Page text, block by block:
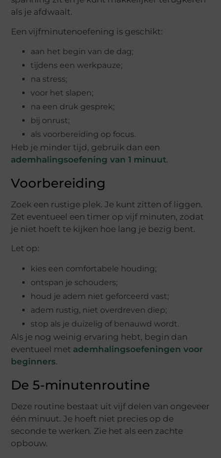
als je afdwaalt.
Een vijfminutenoefening is geschikt:
aan het begin van de dag;
tijdens een werkpauze;
na stress;
voor het slapen;
na een druk gesprek;
bij onrust;
als voorbereiding op focus.
Heb je minder tijd, gebruik dan een
ademhalingsoefening van 1 minuut.
Voorbereiding
Zoek een rustige plek. Je kunt zitten of liggen.
Zet eventueel een timer op vijf minuten, zodat
je niet hoeft te kijken hoe lang je bezig bent.
Let op:
kies een comfortabele houding;
ontspan je schouders;
houd je adem niet geforceerd vast;
adem rustig, niet overdreven diep;
stop als je duizelig of benauwd wordt.
Als je nog weinig ervaring hebt, begin dan
eventueel met ademhalingsoefeningen voor
beginners.
De 5-minutenroutine
Deze routine bestaat uit vijf delen van ongeveer
één minuut. Je hoeft niet precies op de
seconde te werken. Zie het als een zachte
opbouw.